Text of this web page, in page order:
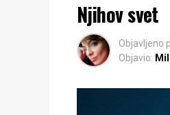
Njihov svet
Objavljeno
Objavio: